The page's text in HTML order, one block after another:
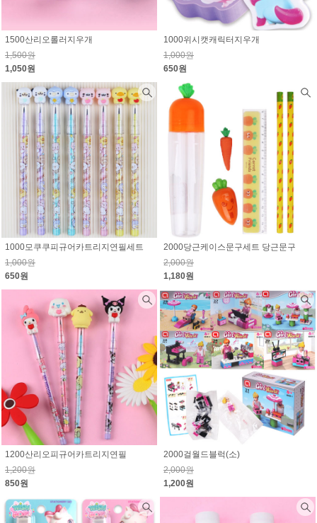
1500산리오롤러지우개
1,500원
1,050원
1000위시캣캐릭터지우개
1,000원
650원
1000모쿠쿠피규어카트리지연필세트
1,000원
650원
2000당근케이스문구세트 당근문구
2,000원
1,180원
1200산리오피규어카트리지연필
1,200원
850원
2000걸월드블럭(소)
2,000원
1,200원